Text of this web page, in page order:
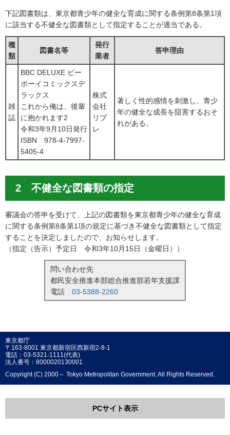
下記図書類は、東京都青少年の健全な育成に関する条例第8条第1項
に該当する不健全な図書類として指定することが適当である。
種
類
図書名等
発行
業者
答申理由
雑
誌
BBC DELUXE ビー
ボーイコミックスデ
ラックス
これから俺は、後輩
に抱かれます2
令和3年9月10日発行
ISBN 978-4-7997-
5405-4
株式
会社
リブ
レ
著しく性的感情を刺激し、青少
年の健全な成長を阻害するおそ
れがある。
2 不健全な図書類の指定
審議会の答申を受けて、上記の図書類を東京都青少年の健全な育成
に関する条例第8条第1項の規定に基づき不健全な図書類として指定
することを決定しましたので、お知らせします。
（指定（告示）予定日 令和3年10月15日（金曜日））
問い合わせ先
都民安全推進本部総合推進部若年支援課
電話 03-5388-2260
東京都庁
〒163-8001 東京都新宿区西新宿2-8-1
電話：03-5321-1111(代表)
法人番号：8000020130001
Copyright (C) 2000～ Tokyo Metropolitan Government. All Rights Reserved.
PCサイト表示